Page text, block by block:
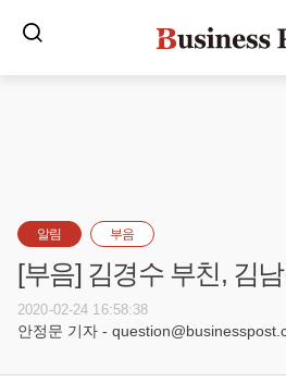
알림 부음
[부음] 김경수 부친, 김
2020-02-24 16:58:38
안정문 기자 -